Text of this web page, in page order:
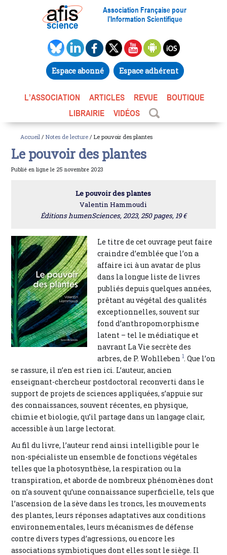
Association Française pour
l’Information Scientifique
Espace abonné Espace adhérent
L’ASSOCIATION ARTICLES REVUE
BOUTIQUE
LIBRAIRIE
VIDÉOS
Accueil / Notes de lecture / Le pouvoir des plantes
Le pouvoir des plantes
Publié en ligne le 25 novembre 2023
Le pouvoir des plantes
Valentin Hammoudi
Éditions humenSciences, 2023, 250 pages, 19 €
Le titre de cet ouvrage peut faire
craindre d’emblée que l’on a
affaire ici à un avatar de plus
dans la longue liste de livres
publiés depuis quelques années,
prêtant au végétal des qualités
exceptionnelles, souvent sur
fond d’anthropomorphisme
latent – tel le médiatique et
navrant La Vie secrète des
arbres, de P. Wohlleben 1. Que l’on
se rassure, il n’en est rien ici. L’auteur, ancien
enseignant-chercheur postdoctoral reconverti dans le
support de projets de sciences appliquées, s’appuie sur
des connaissances, souvent récentes, en physique,
chimie et biologie, qu’il partage dans un langage clair,
accessible à un large lectorat.
Au fil du livre, l’auteur rend ainsi intelligible pour le
non-spécialiste un ensemble de fonctions végétales
telles que la photosynthèse, la respiration ou la
transpiration, et aborde de nombreux phénomènes dont
on n’a souvent qu’une connaissance superficielle, tels que
l’ascension de la sève dans les troncs, les mouvements
des plantes, leurs réponses adaptatives aux conditions
environnementales, leurs mécanismes de défense
contre divers types d’agressions, ou encore les
associations symbiotiques dont elles sont le siège. Il